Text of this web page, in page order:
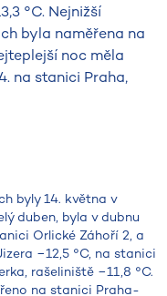
°C. Nejnižší
byla naměřena na
noc měla
na stanici Praha,
byly 14. května v
duben, byla v dubnu
Orlické Záhoří 2, a
−12,5 °C, na stanici
rašeliniště −11,8 °C.
na stanici Praha-